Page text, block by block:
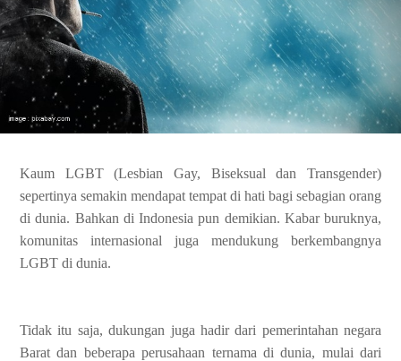
Kaum LGBT (Lesbian Gay, Biseksual dan Transgender)
sepertinya semakin mendapat tempat di hati bagi sebagian orang
di dunia. Bahkan di Indonesia pun demikian. Kabar buruknya,
komunitas internasional juga mendukung berkembangnya
LGBT di dunia.
Tidak itu saja, dukungan juga hadir dari pemerintahan negara
Barat dan beberapa perusahaan ternama di dunia, mulai dari